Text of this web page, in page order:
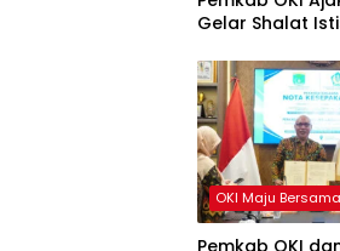
Gelar Shalat
OKI Maju Bersama